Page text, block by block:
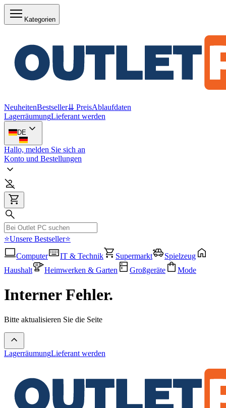
Kategorien
NeuheitenBestseller⇊ PreisAblaufdaten
LagerräumungLieferant werden
DE
Hallo, melden Sie sich an
Konto und Bestellungen
⭐Unsere Bestseller⭐
Computer
IT & Technik Supermarkt
Spielzeug
Haushalt
Heimwerken & Garten Großgeräte Mode
Interner Fehler.
Bitte aktualisieren Sie die Seite
LagerräumungLieferant werden